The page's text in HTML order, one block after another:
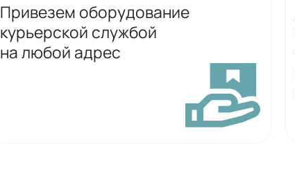
Привезем оборудование
курьерской службой
на любой адрес